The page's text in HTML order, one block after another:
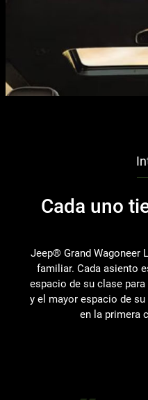
Cada uno
Jeep® Grand Wagoneer
familiar. Cada asiento
espacio de su clase
y el mayor espacio de
en la primera